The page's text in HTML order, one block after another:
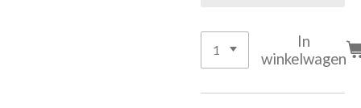
In
winkelwagen